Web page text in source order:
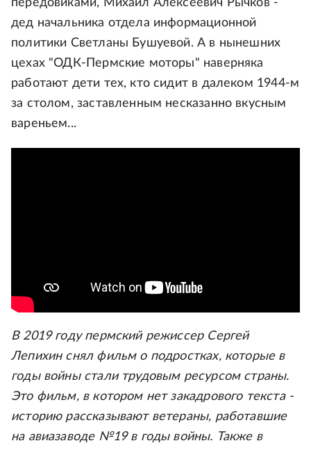
передовиками, Михаил Алексеевич Рычков -
дед начальника отдела информационной
политики Светланы Бушуевой. А в нынешних
цехах "ОДК-Пермские моторы" наверняка
работают дети тех, кто сидит в далеком 1944-м
за столом, заставленным несказанно вкусным
вареньем...
В 2019 году пермский режиссер Сергей
Лепихин снял фильм о подростках, которые в
годы войны стали трудовым ресурсом страны.
Это фильм, в котором нет закадрового текста -
историю рассказывают ветераны, работавшие
на авиазаводе №19 в годы войны. Также в